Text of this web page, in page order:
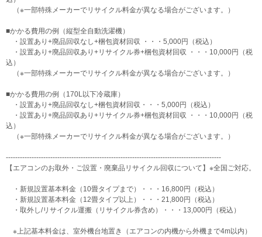
（※一部特殊メーカーでリサイクル料金が異なる場合がございます。）
■かかる費用の例（縦型全自動洗濯機）
・設置あり+廃品回収なし+梱包資材回収 ・・・5,000円（税込）
・設置あり+廃品回収あり+リサイクル券+梱包資材回収 ・・・10,000円（税
込）
（※一部特殊メーカーでリサイクル料金が異なる場合がございます。）
■かかる費用の例（170L以下冷蔵庫）
・設置あり+廃品回収なし+梱包資材回収・・・5,000円（税込）
・設置あり+廃品回収あり+リサイクル券+梱包資材回収 ・・・10,000円（税
込）
（※一部特殊メーカーでリサイクル料金が異なる場合がございます。）
--------------------------------------------------------------------------------------------
【エアコンのお取外・ご設置・廃棄品リサイクル回収について】※全国ご対応。
・新規設置基本料金（10畳タイプまで）・・・16,800円（税込）
・新規設置基本料金（12畳タイプ以上）・・・21,800円（税込）
・取外し/リサイクル運搬（リサイクル券含め）・・・13,000円（税込）
※上記基本料金は、室外機台地置き（エアコンの内機から外機まで4m以内）